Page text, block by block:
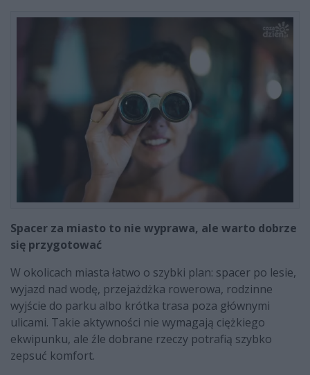
Spacer za miasto to nie wyprawa, ale warto dobrze
się przygotować
W okolicach miasta łatwo o szybki plan: spacer po lesie,
wyjazd nad wodę, przejażdżka rowerowa, rodzinne
wyjście do parku albo krótka trasa poza głównymi
ulicami. Takie aktywności nie wymagają ciężkiego
ekwipunku, ale źle dobrane rzeczy potrafią szybko
zepsuć komfort.